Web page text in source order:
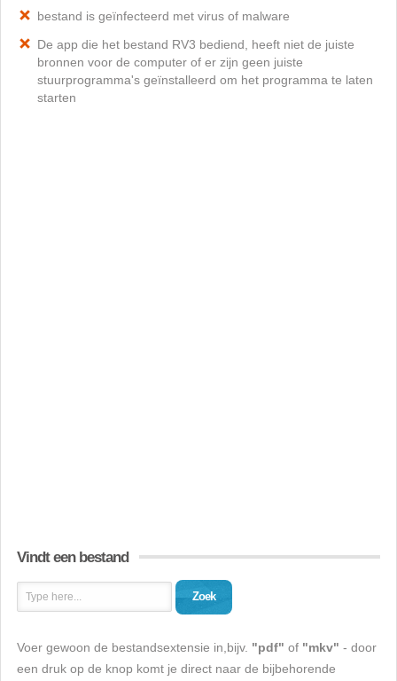
bestand is geïnfecteerd met virus of malware
De app die het bestand RV3 bediend, heeft niet de juiste
bronnen voor de computer of er zijn geen juiste
stuurprogramma's geïnstalleerd om het programma te laten
starten
Vindt een bestand
Zoek
Voer gewoon de bestandsextensie in,bijv. "pdf" of "mkv" - door
een druk op de knop komt je direct naar de bijbehorende